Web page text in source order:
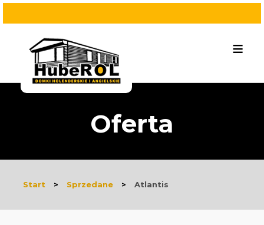
≡
Oferta
Start > Sprzedane > Atlantis